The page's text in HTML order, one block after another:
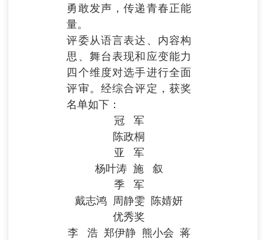
勇敢发声，传递青春正能
量。
评委从语言表达、内容构
思、舞台表现和应变能力
四个维度对选手进行全面
评审。经综合评定，获奖
名单如下：
冠 军
陈政桐
亚 军
杨叶涛 施 叙
季 军
戴志鸿 周静雯 陈婧妍
优秀奖
李 浩 郑伊静 熊小会 蒋